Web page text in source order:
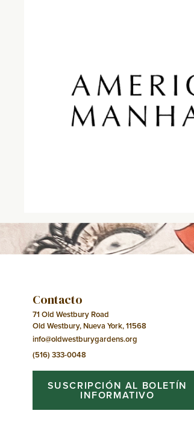
Contacto
71 Old Westbury Road
Old Westbury, Nueva York, 11568
info@oldwestburygardens.org
(516) 333-0048
SUSCRIPCIÓN AL BOLETÍN
INFORMATIVO